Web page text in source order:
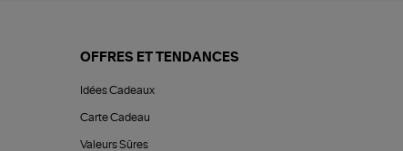
OFFRES ET TENDANCES
Idées Cadeaux
Carte Cadeau
Valeurs Sûres